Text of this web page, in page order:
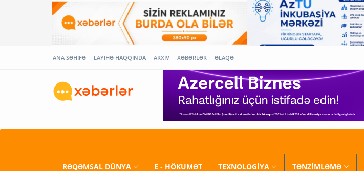
ANA SƏHİFƏ LAYİHƏ HAQQINDA ARXİV XƏBƏRLƏR ƏLAQƏ
RƏQƏMSAL DÜNYA E - HÖKUMƏT TEXNOLOGİYA TƏNZİMLƏMƏ